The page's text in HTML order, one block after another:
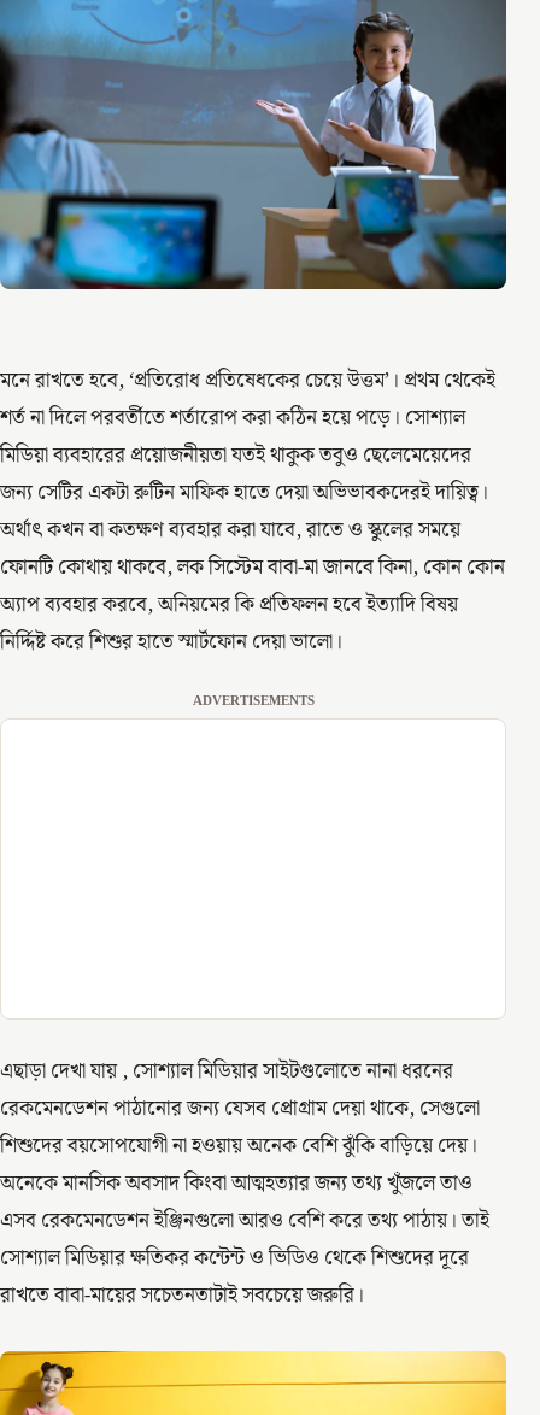
মনে রাখতে হবে, ‘প্রতিরোধ প্রতিষেধকের চেয়ে উত্তম’। প্রথম থেকেই
শর্ত না দিলে পরবর্তীতে শর্তারোপ করা কঠিন হয়ে পড়ে। সোশ্যাল
মিডিয়া ব্যবহারের প্রয়োজনীয়তা যতই থাকুক তবুও ছেলেমেয়েদের
জন্য সেটির একটা রুটিন মাফিক হাতে দেয়া অভিভাবকদেরই দায়িত্ব।
অর্থাৎ কখন বা কতক্ষণ ব্যবহার করা যাবে, রাতে ও স্কুলের সময়ে
ফোনটি কোথায় থাকবে, লক সিস্টেম বাবা-মা জানবে কিনা, কোন কোন
অ্যাপ ব্যবহার করবে, অনিয়মের কি প্রতিফলন হবে ইত্যাদি বিষয়
নির্দ্দিষ্ট করে শিশুর হাতে স্মার্টফোন দেয়া ভালো।
ADVERTISEMENTS
এছাড়া দেখা যায় , সোশ্যাল মিডিয়ার সাইটগুলোতে নানা ধরনের
রেকমেনডেশন পাঠানোর জন্য যেসব প্রোগ্রাম দেয়া থাকে, সেগুলো
শিশুদের বয়সোপযোগী না হওয়ায় অনেক বেশি ঝুঁকি বাড়িয়ে দেয়।
অনেকে মানসিক অবসাদ কিংবা আত্মহত্যার জন্য তথ্য খুঁজলে তাও
এসব রেকমেনডেশন ইঞ্জিনগুলো আরও বেশি করে তথ্য পাঠায়। তাই
সোশ্যাল মিডিয়ার ক্ষতিকর কন্টেন্ট ও ভিডিও থেকে শিশুদের দূরে
রাখতে বাবা-মায়ের সচেতনতাটাই সবচেয়ে জরুরি।